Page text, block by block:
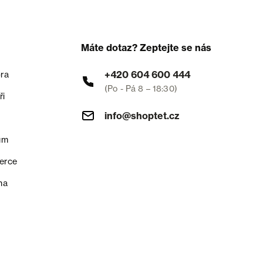
Máte dotaz? Zeptejte se nás
+420 604 600 444
(Po - Pá 8 – 18:30)
info@shoptet.cz